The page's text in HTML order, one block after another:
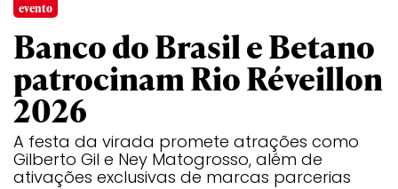
evento
Banco do Brasil e Betano
patrocinam Rio Réveillon
2026
A festa da virada promete atrações como
Gilberto Gil e Ney Matogrosso, além de
ativações exclusivas de marcas parcerias